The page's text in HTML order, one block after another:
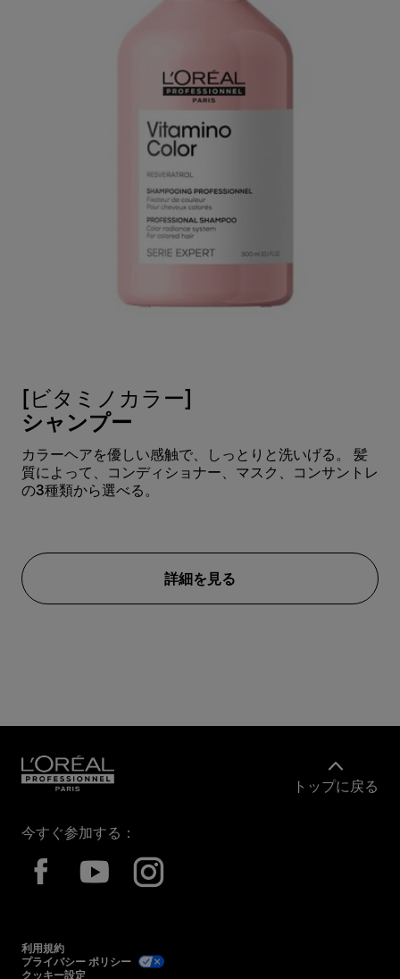
[ビタミノカラー]
シャンプー
カラーヘアを優しい感触で、しっとりと洗いげる。 髪
質によって、コンディショナー、マスク、コンサントレ
の3種類から選べる。
詳細を見る
トップに戻る
今すぐ参加する：
利用規約
プライバシー ポリシー
クッキー設定